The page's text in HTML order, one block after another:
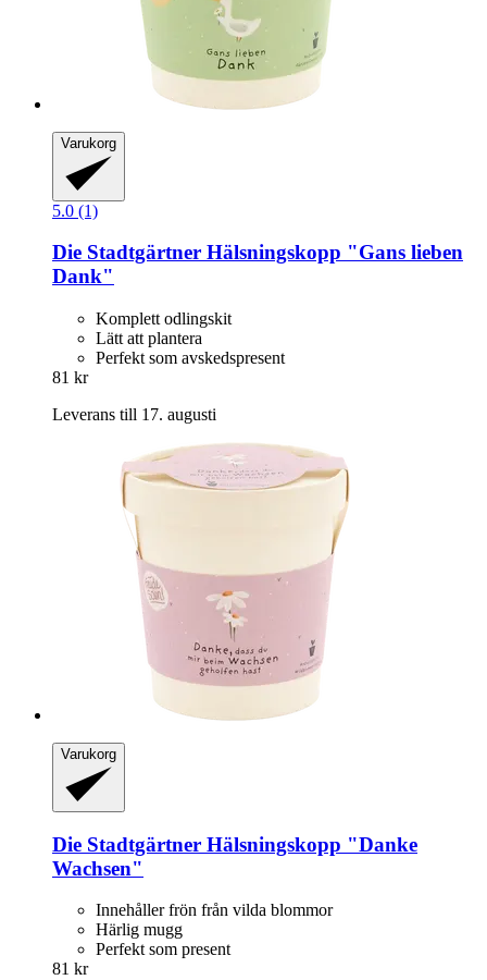
Varukorg
5.0 (1)
Die Stadtgärtner Hälsningskopp "Gans lieben
Dank"
Komplett odlingskit
Lätt att plantera
Perfekt som avskedspresent
81 kr
Leverans till 17. augusti
Varukorg
Die Stadtgärtner Hälsningskopp "Danke
Wachsen"
Innehåller frön från vilda blommor
Härlig mugg
Perfekt som present
81 kr